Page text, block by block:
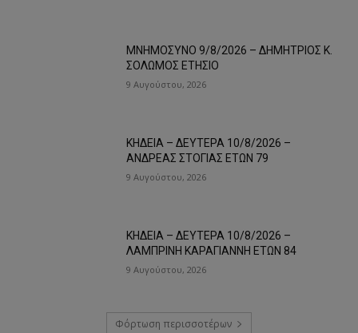
ΜΝΗΜΟΣΥΝΟ 9/8/2026 – ΔΗΜΗΤΡΙΟΣ Κ.
ΣΟΛΩΜΟΣ ΕΤΗΣΙΟ
9 Αυγούστου, 2026
ΚΗΔΕΙΑ – ΔΕΥΤΕΡΑ 10/8/2026 –
ΑΝΔΡΕΑΣ ΣΤΟΓΙΑΣ ΕΤΩΝ 79
9 Αυγούστου, 2026
ΚΗΔΕΙΑ – ΔΕΥΤΕΡΑ 10/8/2026 –
ΛΑΜΠΡΙΝΗ ΚΑΡΑΓΙΑΝΝΗ ΕΤΩΝ 84
9 Αυγούστου, 2026
Φόρτωση περισσοτέρων